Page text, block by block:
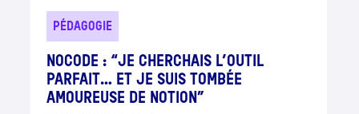
PÉDAGOGIE
NOCODE : “JE CHERCHAIS L’OUTIL
PARFAIT… ET JE SUIS TOMBÉE
AMOUREUSE DE NOTION”